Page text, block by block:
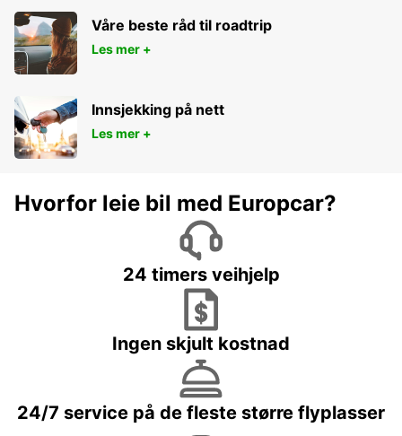
Våre beste råd til roadtrip
Les mer +
Innsjekking på nett
Les mer +
Hvorfor leie bil med Europcar?
24 timers veihjelp
Ingen skjult kostnad
24/7 service på de fleste større flyplasser